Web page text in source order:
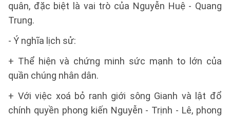
quân, đặc biệt là vai trò của Nguyễn Huệ - Quang
Trung.
- Ý nghĩa lịch sử:
+ Thể hiện và chứng minh sức mạnh to lớn của
quần chúng nhân dân.
+ Với việc xoá bỏ ranh giới sông Gianh và lật đổ
chính quyền phong kiến Nguyễn - Trịnh - Lê, phong